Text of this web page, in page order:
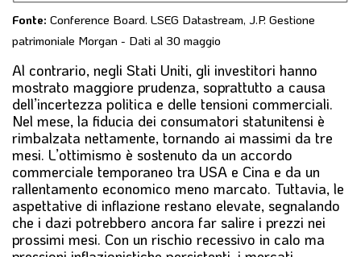
Fonte: Conference Board. LSEG Datastream, J.P. Gestione
patrimoniale Morgan - Dati al 30 maggio
Al contrario, negli Stati Uniti, gli investitori hanno
mostrato maggiore prudenza, soprattutto a causa
dell’incertezza politica e delle tensioni commerciali.
Nel mese, la fiducia dei consumatori statunitensi è
rimbalzata nettamente, tornando ai massimi da tre
mesi. L’ottimismo è sostenuto da un accordo
commerciale temporaneo tra USA e Cina e da un
rallentamento economico meno marcato. Tuttavia, le
aspettative di inflazione restano elevate, segnalando
che i dazi potrebbero ancora far salire i prezzi nei
prossimi mesi. Con un rischio recessivo in calo ma